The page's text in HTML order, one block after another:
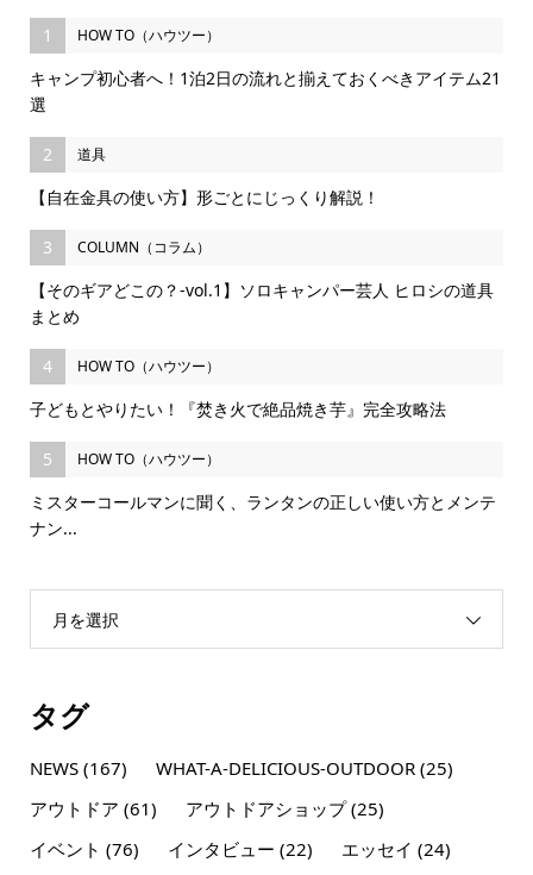
1 HOW TO（ハウツー）
キャンプ初心者へ！1泊2日の流れと揃えておくべきアイテム21
選
2 道具
【自在金具の使い方】形ごとにじっくり解説！
3 COLUMN（コラム）
【そのギアどこの？-vol.1】ソロキャンパー芸人 ヒロシの道具
まとめ
4 HOW TO（ハウツー）
子どもとやりたい！『焚き火で絶品焼き芋』完全攻略法
5 HOW TO（ハウツー）
ミスターコールマンに聞く、ランタンの正しい使い方とメンテ
ナン...
月を選択
タグ
NEWS(167) WHAT-A-DELICIOUS-OUTDOOR(25)
アウトドア (61) アウトドアショップ(25)
イベント (76) インタビュー (22) エッセイ (24)